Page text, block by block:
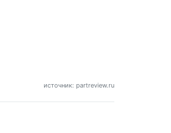
источник: partreview.ru